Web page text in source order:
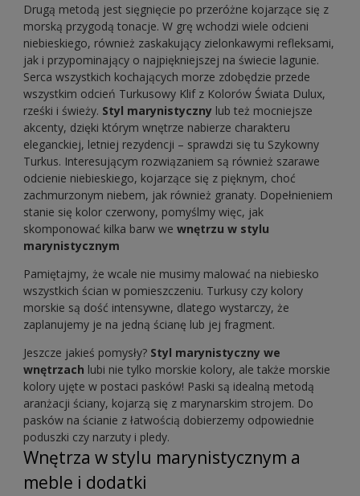
Drugą metodą jest sięgnięcie po przeróżne kojarzące się z
morską przygodą tonacje. W grę wchodzi wiele odcieni
niebieskiego, również zaskakujący zielonkawymi refleksami,
jak i przypominający o najpiękniejszej na świecie lagunie.
Serca wszystkich kochających morze zdobędzie przede
wszystkim odcień Turkusowy Klif z Kolorów Świata Dulux,
rześki i świeży. Styl marynistyczny lub też mocniejsze
akcenty, dzięki którym wnętrze nabierze charakteru
eleganckiej, letniej rezydencji – sprawdzi się tu Szykowny
Turkus. Interesującym rozwiązaniem są również szarawe
odcienie niebieskiego, kojarzące się z pięknym, choć
zachmurzonym niebem, jak również granaty. Dopełnieniem
stanie się kolor czerwony, pomyślmy więc, jak
skomponować kilka barw we wnętrzu w stylu
marynistycznym
Pamiętajmy, że wcale nie musimy malować na niebiesko
wszystkich ścian w pomieszczeniu. Turkusy czy kolory
morskie są dość intensywne, dlatego wystarczy, że
zaplanujemy je na jedną ścianę lub jej fragment.
Jeszcze jakieś pomysły? Styl marynistyczny we
wnętrzach lubi nie tylko morskie kolory, ale także morskie
kolory ujęte w postaci pasków! Paski są idealną metodą
aranżacji ściany, kojarzą się z marynarskim strojem. Do
pasków na ścianie z łatwością dobierzemy odpowiednie
poduszki czy narzuty i pledy.
Wnętrza w stylu marynistycznym a
meble i dodatki